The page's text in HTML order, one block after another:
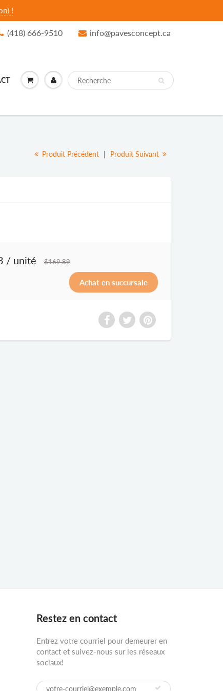
!
(418) 666-9510 info@pavesconcept.ca
Produit Précédent | Produit Suivant
/ unité $169.89
Restez en contact
Entrez votre courriel pour demeurer en
contact et suivez-nous sur les réseaux
sociaux!